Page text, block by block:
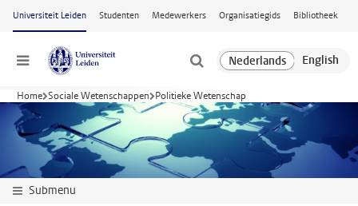
Ga naar hoofdinhoud
Universiteit Leiden Studenten Medewerkers Organisatiegids Bibliotheek
Menu
Home Sociale Wetenschappen Politieke Wetenschap
Submenu